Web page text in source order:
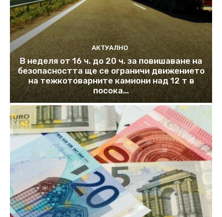
АКТУАЛНО
В неделя от 16 ч. до 20 ч. за повишаване на
безопасността ще се ограничи движението
на тежкотоварните камиони над 12 т в
посока...